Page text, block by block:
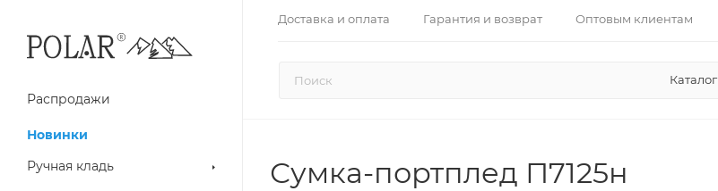
Доставка и оплата Гарантия и возврат Оптовым клиентам
Каталог
Распродажи
Новинки
Ручная кладь
Сумка-портплед П7125н